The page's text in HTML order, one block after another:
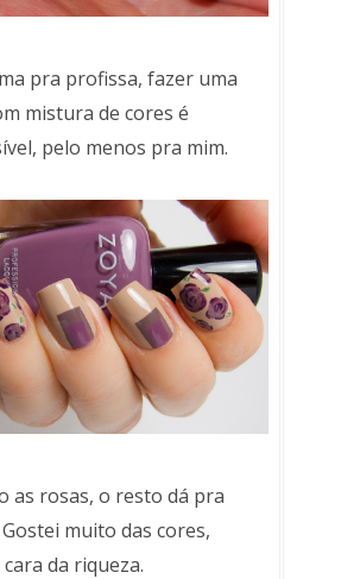
pra profissa, fazer uma
mistura de cores é
pelo menos pra mim.
as rosas, o resto dá pra
muito das cores,
da riqueza.